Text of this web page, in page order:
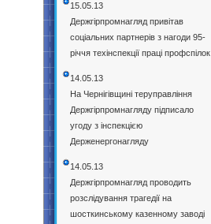
15.05.13
Держгірпромнагляд привітав
соціальних партнерів з нагоди 95-
річчя техінспекції праці профспілок
14.05.13
На Чернігівщині теруправління
Держгірпромнагляду підписало
угоду з інспекцією
Держенергонагляду
14.05.13
Держгірпромнагляд проводить
розслідування трагедії на
шосткинському казенному заводі